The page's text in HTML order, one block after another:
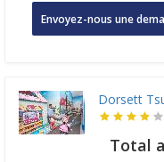
Envoyez-nous une
Dorsett
Total